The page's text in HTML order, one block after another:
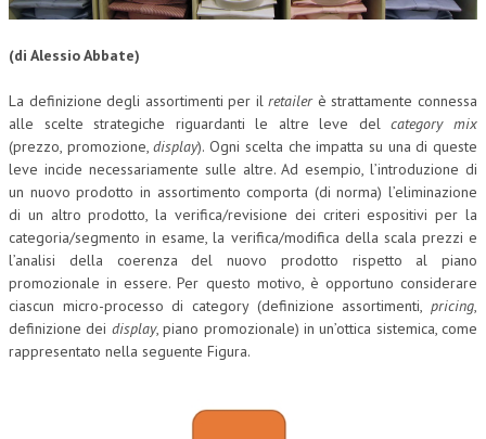
DIVENTA SOCIO
BROCHURE CE.S.E.D.
LA RIVISTA
LA RIVISTA
COMITATO SCIENTIFICO
COMITATO EDITORIALE
(di Alessio Abbate)
La definizione degli assortimenti per ilretailerè strattamente connessa
alle scelte strategiche riguardanti le altre leve delcategory mix
(prezzo, promozione,display). Ogni scelta che impatta su una di queste
leve incide necessariamente sulle altre. Ad esempio, l’introduzione di
un nuovo prodotto in assortimento comporta (di norma) l’eliminazione
di un altro prodotto, la verifica/revisione dei criteri espositivi per la
categoria/segmento in esame, la verifica/modifica della scala prezzi e
l’analisi della coerenza del nuovo prodotto rispetto al piano
promozionale in essere. Per questo motivo, è opportuno considerare
ciascun micro-processo di category (definizione assortimenti, pricing,
definizione dei display, piano promozionale) in un’ottica sistemica, come
rappresentato nella seguente Figura.